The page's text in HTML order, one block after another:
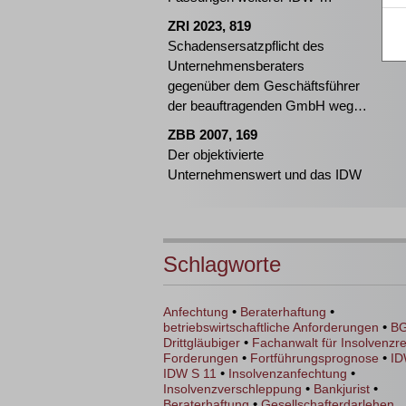
ZRI 2023, 819
Schadensersatzpflicht des
Unternehmensberaters
gegenüber dem Geschäftsführer
der beauftragenden GmbH wegen
Sanierungsbegutachtung nach
IDW S 6 Standard
ZBB 2007, 169
Der objektivierte
Unternehmenswert und das IDW
Schlagworte
Anfechtung • Beraterhaftung •
betriebswirtschaftliche Anforderungen •
Drittgläubiger • Fachanwalt für
Forderungen • Fortführungsprognose •
IDW S 11 • Insolvenzanfechtung •
Insolvenzverschleppung • Bankjurist •